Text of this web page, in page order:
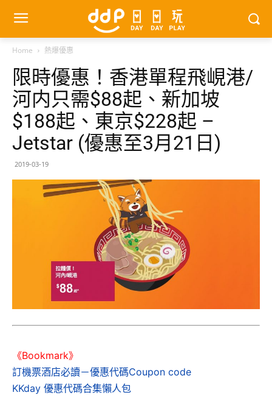
Home 熱爆優惠
限時優惠！香港單程飛峴港/
河内只需$88起、新加坡
$188起、東京$228起 –
Jetstar (優惠至3月21日)
2019-03-19
《Bookmark》
訂機票酒店必讀－優惠代碼Coupon code
KKday 優惠代碼合集懶人包